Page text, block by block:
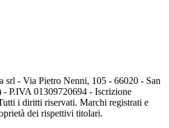
srl - Via Pietro Nenni, 105 - 66020 - San
P.IVA 01309720694 - Iscrizione
i diritti riservati. Marchi registrati e
dei rispettivi titolari.